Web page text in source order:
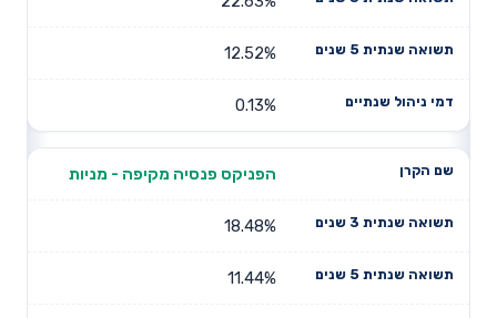
12.52%
0.13%
הפניקס פנסיה מקיפה - מניות
18.48%
11.44%